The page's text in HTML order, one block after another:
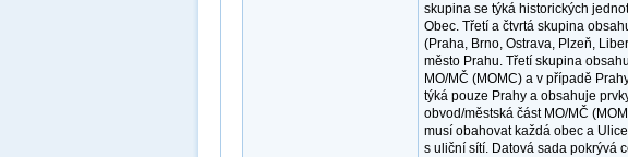
skupina se týká historických
Obec. Třetí a čtvrtá skupina
(Praha, Brno, Ostrava, Plzeň,
město Prahu. Třetí skupina
MO/MČ (MOMC) a v případě
týká pouze Prahy a obsahuje
obvod/městská část MO/MČ
musí obahovat každá obec a
s uliční sítí. Datová sada pokrývá